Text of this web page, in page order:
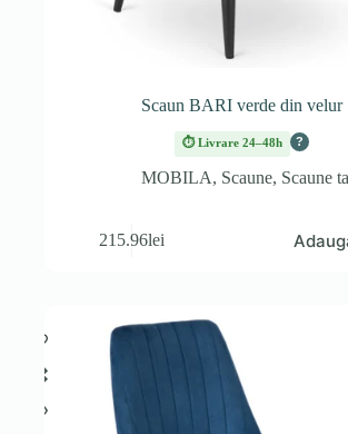
Scaun BARI verde din velur
⏱ Livrare 24–48h ?
MOBILA, Scaune, Scaune
215.96lei